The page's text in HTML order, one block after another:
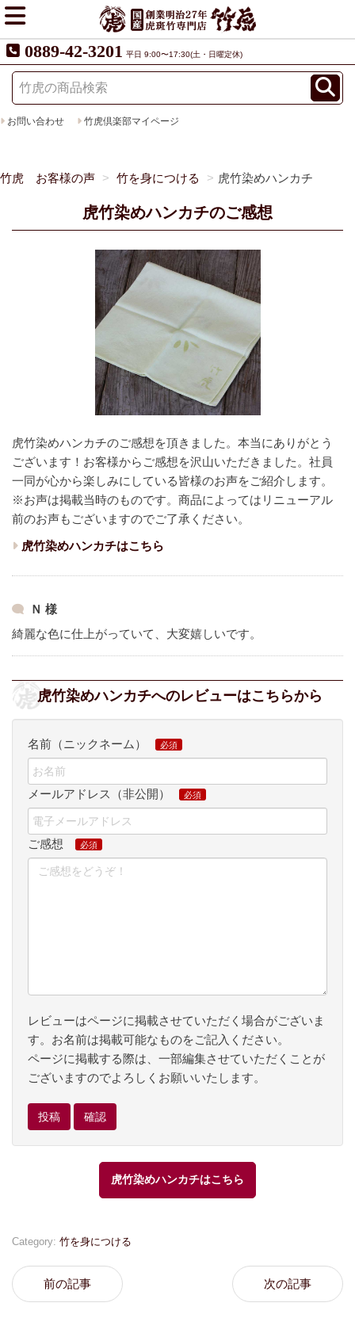
0889-42-3201 平日 9:00〜17:30(土・日曜定休)
お問い合わせ 竹虎倶楽部マイページ
竹虎 お客様の声 竹を身につける 虎竹染めハンカチ
虎竹染めハンカチのご感想
虎竹染めハンカチのご感想を頂きました。本当にありがとう
ございます！ お客様からご感想を沢山いただきました。 社員
一同が心から楽しみにしている皆様のお声をご紹介します。
※お声は掲載当時のものです。商品によってはリニューアル
前のお声もございますのでご了承ください。
虎竹染めハンカチはこちら
Ｎ 様
綺麗な色に仕上がっていて、大変嬉しいです。
虎竹染めハンカチへのレビューはこちらから
名前（ニックネーム）
メールアドレス（非公開）
ご感想
レビューはページに掲載させていただく場合がございま
す。お名前は掲載可能なものをご記入ください。
ページに掲載する際は、一部編集させていただくことが
ございますのでよろしくお願いいたします。
虎竹染めハンカチはこちら
Category: 竹を身につける
前の記事 次の記事